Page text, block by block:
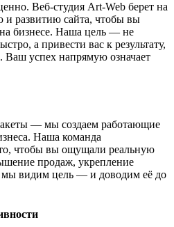
Веб-студия Art-Web берет на
и развитию сайта, чтобы вы
бизнесе. Наша цель — не
а привести вас к результату,
Ваш успех напрямую означает
— мы создаем работающие
Наша команда
чтобы вы ощущали реальную
продаж, укрепление
видим цель — и доводим её до